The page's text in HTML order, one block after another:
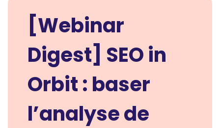
[Webinar
Digest] SEO in
Orbit : baser
l’analyse de